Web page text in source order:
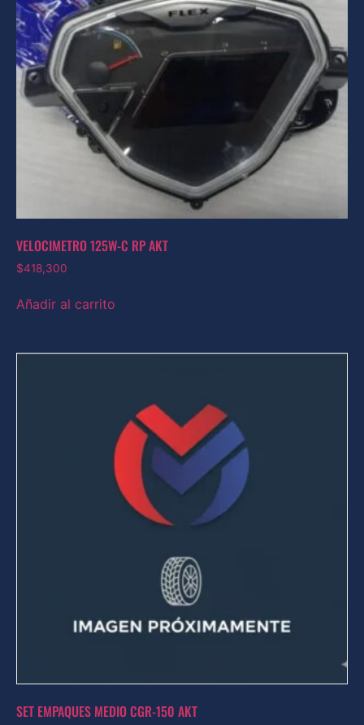
VELOCIMETRO 125W-C RP AKT
$418,300
Añadir al carrito
SET EMPAQUES MEDIO CGR-150 AKT